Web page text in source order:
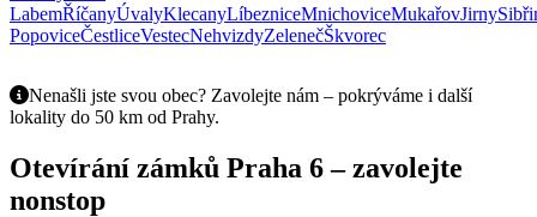
LabemŘíčanyÚvalyKlecanyLíbezniceMnichoviceMukařovJirny
PopoviceČestliceVestecNehvizdyZelenečŠkvorec
Nenašli jste svou obec? Zavolejte nám – pokrýváme i další
lokality do 50 km od Prahy.
Otevírání zámků Praha 6– zavolejte
nonstop